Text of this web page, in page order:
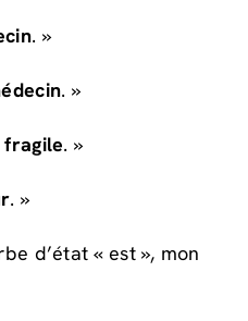
. »
. »
fragile. »
. »
d’état « est », mon